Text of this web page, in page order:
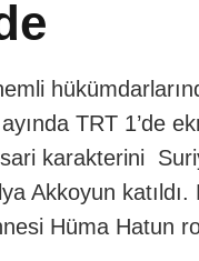
TRT 1’de
karakterini
Akkoyun katıldı.
Hüma Hatun